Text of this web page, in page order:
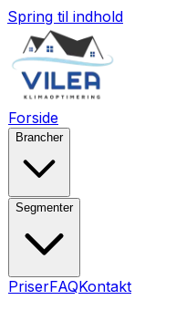
Spring til indhold
Forside
Brancher
Segmenter
PriserFAQKontakt